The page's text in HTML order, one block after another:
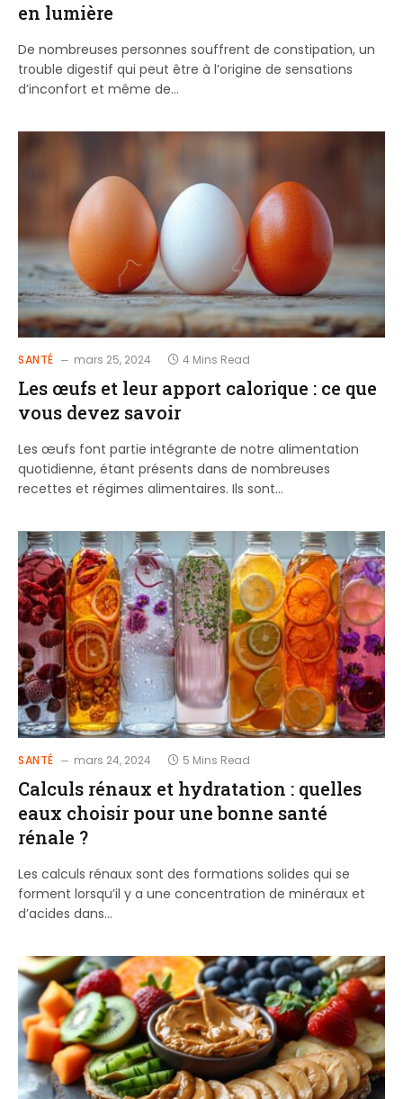
en lumière
De nombreuses personnes souffrent de constipation, un
trouble digestif qui peut être à l’origine de sensations
d’inconfort et même de…
SANTÉ mars 25, 2024 4 Mins Read
Les œufs et leur apport calorique : ce que
vous devez savoir
Les œufs font partie intégrante de notre alimentation
quotidienne, étant présents dans de nombreuses
recettes et régimes alimentaires. Ils sont…
SANTÉ mars 24, 2024 5 Mins Read
Calculs rénaux et hydratation : quelles
eaux choisir pour une bonne santé
rénale ?
Les calculs rénaux sont des formations solides qui se
forment lorsqu’il y a une concentration de minéraux et
d’acides dans…